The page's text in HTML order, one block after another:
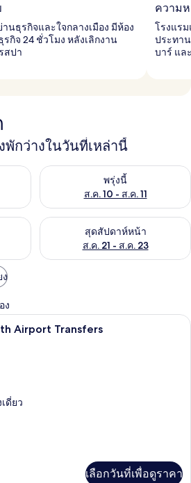
นธุรกิจและใจกลางเมือง มีห้อง
กิจ 24 ชั่วโมง หลังเลิกงาน
สปา
ความ
โรงแร
ประทา
บาร์ แล
กว่างในวันที่เหล่านี้
ในคืนนี้ ส.ค. 9 - ส.ค. 10
พรุ่งนี้
ส.ค. 10 - ส.ค. 11
ตรวจสอบจำนวนห้องพักว่างใน
ในสุดสัปดาห์นี้ ส.ค. 14 - ส.ค. 16
สุดสัปดาห์หน้า
ส.ค. 21 - ส.ค. 23
ตรวจสอบจำนวนห้องพักว่างใน
ง
ง
Business Class Room with Airport
Airport Transfers
ดี่ยว
เลือกวันที่เพื่อดูราคา